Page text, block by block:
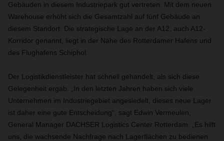
Gebäuden in diesem Industriepark gut vertreten. Mit dem neuen
Warehouse erhöht sich die Gesamtzahl auf fünf Gebäude an
diesem Standort. Die strategische Lage an der A12, auch A12-
Korridor genannt, liegt in der Nähe des Rotterdamer Hafens und
des Flughafens Schiphol.
Der Logistikdienstleister hat schnell gehandelt, als sich diese
Gelegenheit ergab. „In den letzten Jahren haben sich viele
Unternehmen im Industriegebiet angesiedelt, dieses neue Lager
ist daher eine gute Entscheidung“, sagt Edwin Vermeulen,
General Manager DACHSER Logistics Center Rotterdam. „Es hilft
uns, die wachsende Nachfrage nach Lagerflächen zu bedienen